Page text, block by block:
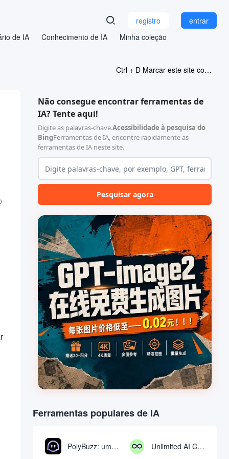
entrar
registro
de IA Conhecimento de IA
Minha coleção
Ctrl + D Marcar este site como favorito
Não consegue encontrar ferramentas de
IA? Tente aqui!
Digite as palavras-chave.Acessibilidade à pesquisa do
BingFerramentas de IA, encontre rapidamente as
ferramentas de IA neste site.
Pesquisar agora
Ferramentas populares de IA
PolyBuzz: uma plataforma gratuita de bate-papo e interpretação de papéis para interagir com personagens de IA Unlimited AI Chat: ferramenta gratuita e ilimitada de bate-papo com IA